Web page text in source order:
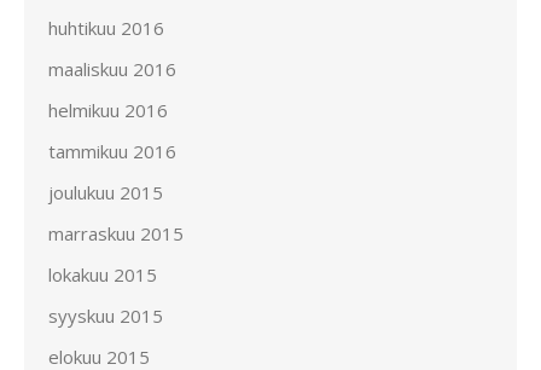
huhtikuu 2016
maaliskuu 2016
helmikuu 2016
tammikuu 2016
joulukuu 2015
marraskuu 2015
lokakuu 2015
syyskuu 2015
elokuu 2015